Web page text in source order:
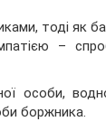
тоді як
–
особи,
боржника.